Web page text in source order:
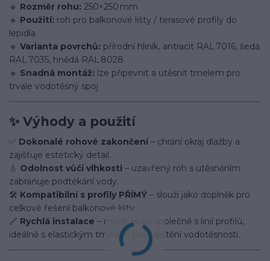
🔹 Rozměr rohu: 250×250 mm
🔹 Použití: roh pro balkonové lišty / terasové profily do
lepidla
🔹 Varianta povrchů: přírodní hliník, antracit RAL 7016, šedá
RAL 7035, hnědá RAL 8028
🔹 Snadná montáž: lze připevnit a utěsnit tmelem pro
trvale vodotěsný spoj
✨ Výhody a použití
✅ Dokonalé rohové zakončení– chrání okraj dlažby a
zajišťuje estetický detail.
💧 Odolnost vůči vlhkosti – uzavřený roh s utěsněním
zabraňuje podtékání vody.
🛠️ Kompatibilní s profily PŘÍMÝ – slouží jako doplněk pro
celkové řešení balkonové lišty.
🔗 Rychlá instalace – montuje se společně s linií profilů,
ideálně s elastickým tmelem pro zajištění vodotěsnosti.